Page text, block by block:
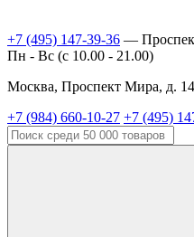
+7 (495) 147-39-36 —
Пн - Вс (c 10.00 - 21.00)
Москва, Проспект Мира, д.
+7 (984) 660-10-27 +7 (495)